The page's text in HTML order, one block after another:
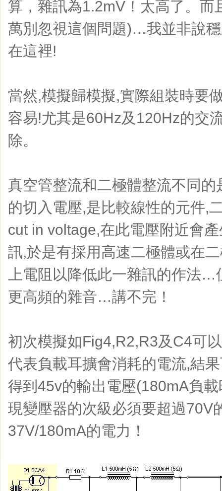
算，雜訊為1.2mV！太高了。而
萬別忽視這個問題)…我並非說
在這裡!
當然,模擬歸模擬,實際組裝時要
容易!尤其是60Hz及120Hz的交
除。
真空管整流和二極體整流不同
的切入電壓,是比較線性的元件,
cut in voltage,在此電壓附近會
訊,於是有採用高速二極體或在
上電阻以降低此一雜訊的作法
更高頻的雜音…講不完！
初次模擬如Fig4,R2,R3及C4可
代表負載耳擴會消耗的電流,結
得到45v的輸出電壓(180mA負
現變壓器的次級必須要超過70V
37V/180mA的電力！